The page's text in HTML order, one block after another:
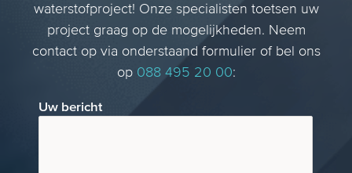
waterstofproject! Onze specialisten toetsen uw
project graag op de mogelijkheden. Neem
contact op via onderstaand formulier of bel ons
op 088 495 20 00:
Uw bericht